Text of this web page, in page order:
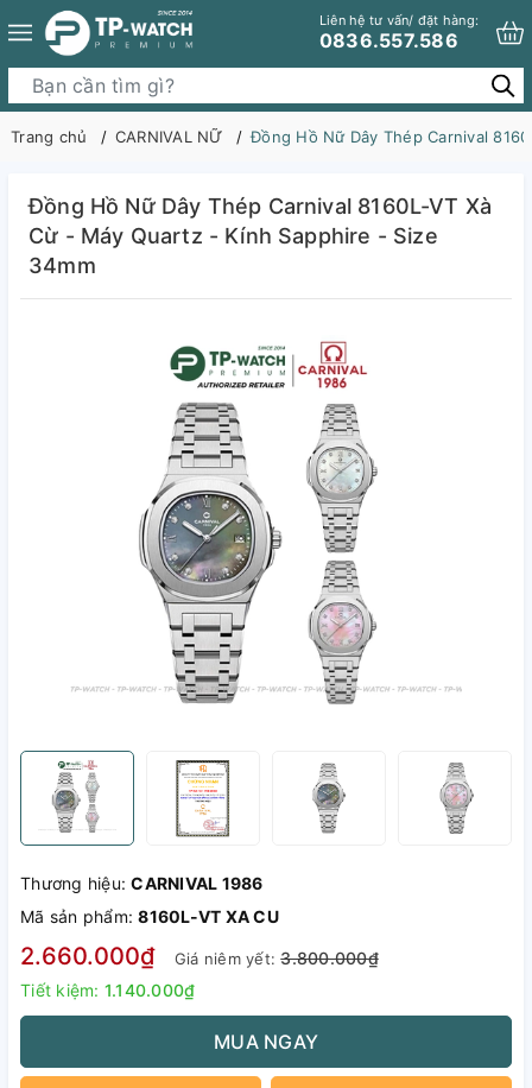
Liên hệ tư vấn/ đặt hàng:
0836.557.586
Trang chủ CARNIVAL NỮ Đồng Hồ Nữ Dây Thép Carnival
Đồng Hồ Nữ Dây Thép Carnival 8160L-VT Xà
Cừ - Máy Quartz - Kính Sapphire - Size
34mm
Thương hiệu:CARNIVAL 1986
Mã sản phẩm:8160L-VT XA CU
2.660.000₫ Giá niêm yết:3.800.000₫
Tiết kiệm: 1.140.000₫
MUA NGAY